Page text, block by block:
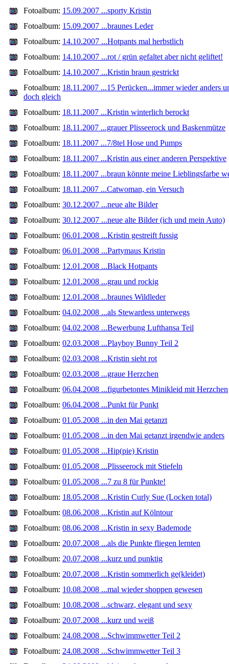
Fotoalbum: 15.09.2007 ...sporty Kristin
Fotoalbum: 15.09.2007 ...braunes Leder
Fotoalbum: 14.10.2007 ...Hotpants mal herbstlich
Fotoalbum: 14.10.2007 ...rot / grün gefaltet aber nicht geliftet!
Fotoalbum: 14.10.2007 ...Kristin braun gestrickt
Fotoalbum: 18.11.2007 ...15 Perücken...immer wieder anders
doch gleich
Fotoalbum: 18.11.2007 ...Kristin winterlich berockt
Fotoalbum: 18.11.2007 ...grauer Plisseerock und Baskenmütze
Fotoalbum: 18.11.2007 ...7/8tel Hose und Pumps
Fotoalbum: 18.11.2007 ...Kristin aus einer anderen Perspektive
Fotoalbum: 18.11.2007 ...braun könnte meine Lieblingsfarbe
Fotoalbum: 18.11.2007 ...Catwoman, ein Versuch
Fotoalbum: 30.12.2007 ...neue alte Bilder
Fotoalbum: 30.12.2007 ...neue alte Bilder (ich und mein Auto)
Fotoalbum: 06.01.2008 ...Kristin gestreift fussig
Fotoalbum: 06.01.2008 ...Partymaus Kristin
Fotoalbum: 12.01.2008 ...Black Hotpants
Fotoalbum: 12.01.2008 ...grau und rockig
Fotoalbum: 12.01.2008 ...braunes Wildleder
Fotoalbum: 04.02.2008 ...als Stewardess unterwegs
Fotoalbum: 04.02.2008 ...Bewerbung Lufthansa Teil
Fotoalbum: 02.03.2008 ...Playboy Bunny Teil 2
Fotoalbum: 02.03.2008 ...Kristin sieht rot
Fotoalbum: 02.03.2008 ...graue Herzchen
Fotoalbum: 06.04.2008 ...figurbetontes Minikleid mit Herzchen
Fotoalbum: 06.04.2008 ...Punkt für Punkt
Fotoalbum: 01.05.2008 ...in den Mai getanzt
Fotoalbum: 01.05.2008 ...in den Mai getanzt irgendwie anders
Fotoalbum: 01.05.2008 ...Hip(pie) Kristin
Fotoalbum: 01.05.2008 ...Plisseerock mit Stiefeln
Fotoalbum: 01.05.2008 ...7 zu 8 für Punkte!
Fotoalbum: 18.05.2008 ...Kristin Curly Sue (Locken total)
Fotoalbum: 08.06.2008 ...Kristin auf Kölntour
Fotoalbum: 08.06.2008 ...Kristin in sexy Bademode
Fotoalbum: 20.07.2008 ...als die Punkte fliegen lernten
Fotoalbum: 20.07.2008 ...kurz und punktig
Fotoalbum: 20.07.2008 ...Kristin sommerlich ge(kleidet)
Fotoalbum: 10.08.2008 ...mal wieder shoppen gewesen
Fotoalbum: 10.08.2008 ...schwarz, elegant und sexy
Fotoalbum: 20.07.2008 ...kurz und weiß
Fotoalbum: 24.08.2008 ...Schwimmwetter Teil 2
Fotoalbum: 24.08.2008 ...Schwimmwetter Teil 3